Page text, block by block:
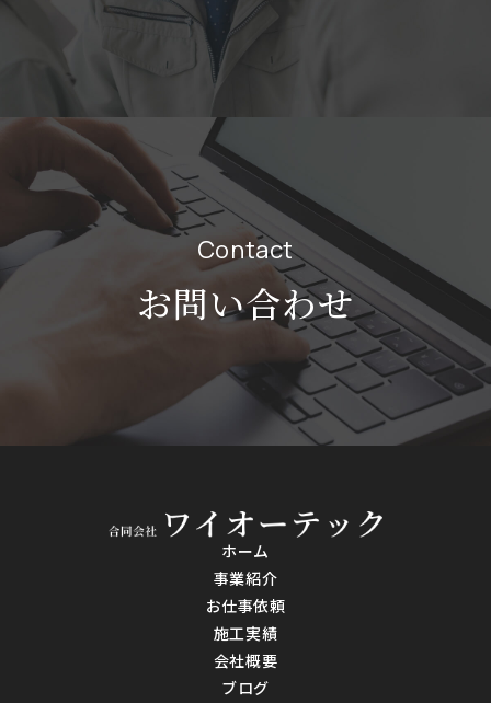
Contact
お問い合わせ
ホーム
事業紹介
お仕事依頼
施工実績
会社概要
ブログ